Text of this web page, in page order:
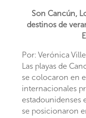
Son Cancún,
destinos de
Por: Verónica
Las playas de
se colocaron en
internacionales
estadounidenses
se posicionaron